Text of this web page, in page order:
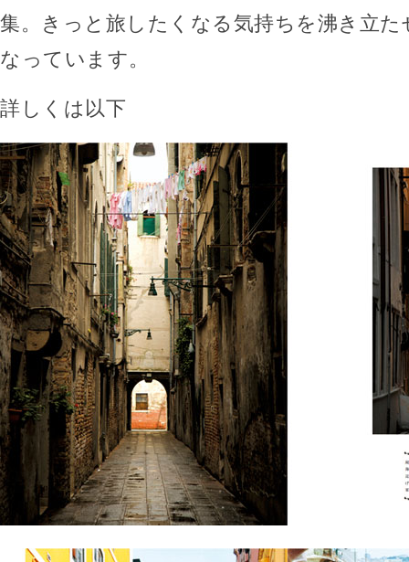
集。きっと旅したくなる気持ちを沸き立
なっています。
詳しくは以下